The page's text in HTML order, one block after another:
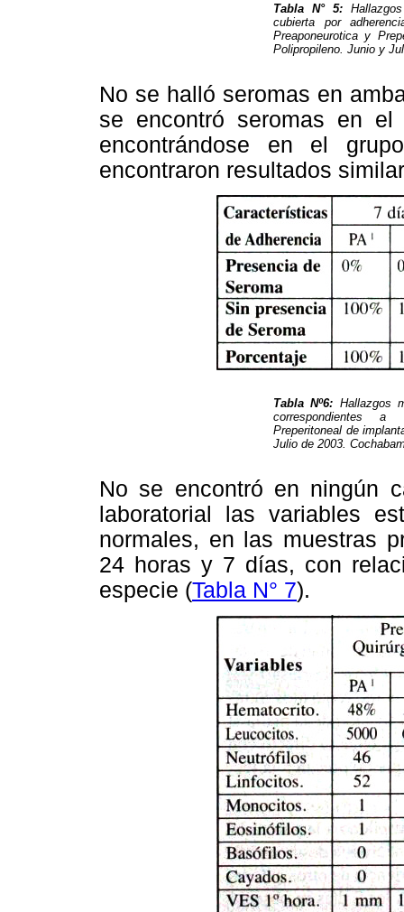
Tabla N° 5:
cubierta por
Preaponeurotica y
Polipropileno. Junio y
No se halló seromas en
se encontró seromas en el
encontrándose en el
encontraron resultados
Tabla Nº6: Hallazgos
correspondientes
Preperitoneal de
Julio de 2003.
No se encontró en ningún
laboratorial las variables
normales, en las muestras
24 horas y 7 días, con
especie (Tabla N° 7).